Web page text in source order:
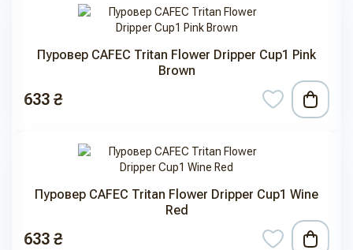
Пуровер CAFEC Tritan Flower Dripper Cup1 Pink
Brown
633 ₴
Пуровер CAFEC Tritan Flower Dripper Cup1 Wine
Red
633 ₴